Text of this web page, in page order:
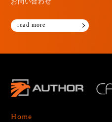
read more
Home